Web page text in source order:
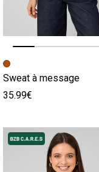
Image précédente
Image suivante
Sweat à message
35.99€